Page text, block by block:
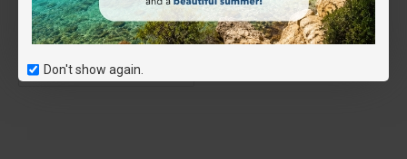
Don't show again.
Μακεδονία • Οδικός χάρτης 1:230 000
9.50€
Καλάθι